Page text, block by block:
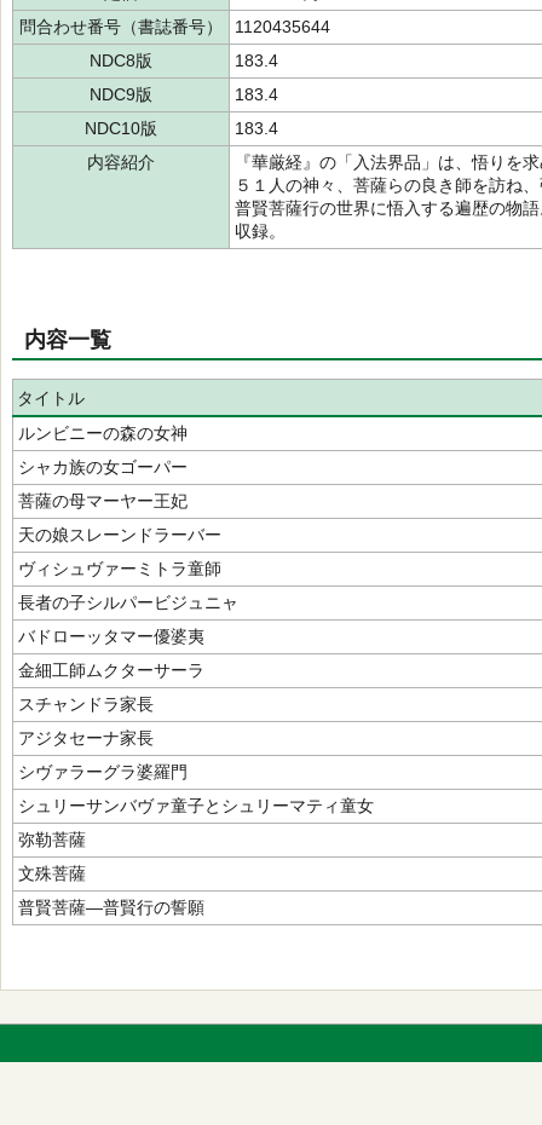
問合わせ番号（書誌番号）
1120435644
NDC8版
183.4
NDC9版
183.4
NDC10版
183.4
内容紹介
『華厳経』の「入法界品」は、悟りを
５１人の神々、菩薩らの良き師を訪ね
普賢菩薩行の世界に悟入する遍歴の物
収録。
内容一覧
タイトル
ルンビニーの森の女神
シャカ族の女ゴーパー
菩薩の母マーヤー王妃
天の娘スレーンドラーバー
ヴィシュヴァーミトラ童師
長者の子シルパービジュニャ
バドローッタマー優婆夷
金細工師ムクターサーラ
スチャンドラ家長
アジタセーナ家長
シヴァラーグラ婆羅門
シュリーサンバヴァ童子とシュリーマティ童女
弥勒菩薩
文殊菩薩
普賢菩薩―普賢行の誓願